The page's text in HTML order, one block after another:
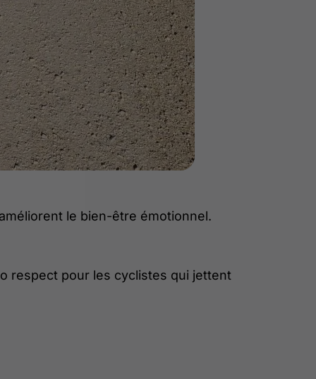
le bien-être émotionnel.
respect pour les cyclistes qui jettent